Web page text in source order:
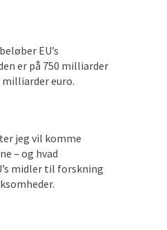
EU’s
er på 750 milliarder
milliarder euro.
jeg vil komme
– og hvad
midler til forskning